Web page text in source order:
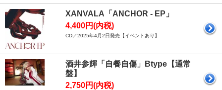
XANVALA「ANCHOR - EP」
4,400円(内税)
CD／2025年4月2日発売【イベントあり】
酒井参輝「自餐自傷」Btype【通常
盤】
2,750円(内税)